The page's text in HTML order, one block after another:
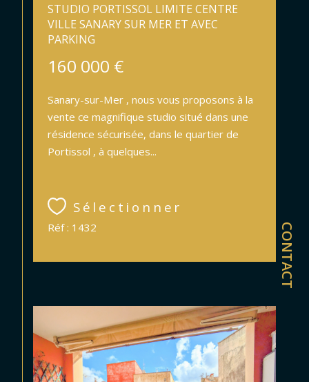
CONTACT
STUDIO PORTISSOL LIMITE CENTRE
VILLE SANARY SUR MER ET AVEC
PARKING
160 000 €
Sanary-sur-Mer , nous vous proposons à la
vente ce magnifique studio situé dans une
résidence sécurisée, dans le quartier de
Portissol , à quelques...
Sélectionner
Réf : 1432